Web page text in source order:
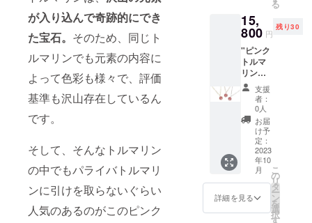
が入り込んで奇跡的にでき
た宝石。 そのため、同じト
ルマリンでも元素の内容に
よって色彩も様々で、評価
基準も沢山存在しているん
です。
そして、そんなトルマリン
の中でもパライバトルマリ
ンに引けを取らないぐらい
人気のあるのがこのピンク
こちら
の価格
には消
費税・
送料が
含まれ
ます。
※ご注文
状況、
使用部
材の供
給状
況、製
造工程
上の都
合等に
より出
3.0mm
キャッ
チ：シ
リコン
+地金
付属
品：品
質保証
金カ
ラー】
K10YG
（イエ
ロー
ゴール
ド）/K1
0WG（
る
15,
800 円
残り30
"ピンク
トルマ
リン 6
本爪
ネック
レス n1
【仕
様】 ペ
ンダン
トトッ
プサイ
（約）
：縦
6.3mm
×横
支援
者：
0人
お届
け予
定：
2023
年10
月
詳細を見る
こ
の
リ
タ
ー
ン
を
選
択
す